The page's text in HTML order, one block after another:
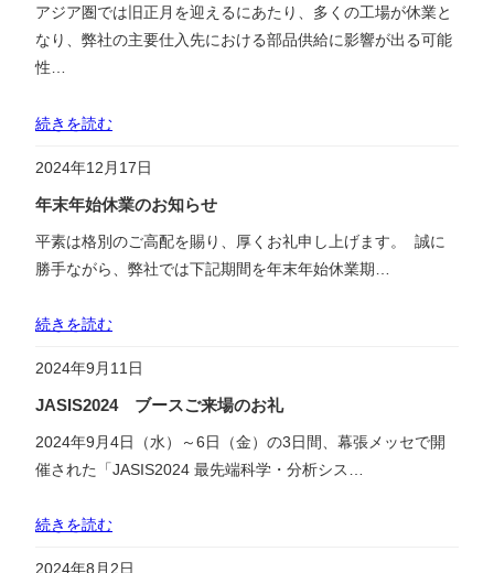
アジア圏では旧正月を迎えるにあたり、多くの工場が休業と
なり、弊社の主要仕入先における部品供給に影響が出る可能
性…
続きを読む
2024年12月17日
年末年始休業のお知らせ
平素は格別のご高配を賜り、厚くお礼申し上げます。 誠に
勝手ながら、弊社では下記期間を年末年始休業期…
続きを読む
2024年9月11日
JASIS2024 ブースご来場のお礼
2024年9月4日（水）～6日（金）の3日間、幕張メッセで開
催された「JASIS2024 最先端科学・分析シス…
続きを読む
2024年8月2日